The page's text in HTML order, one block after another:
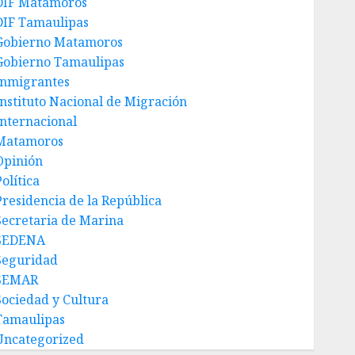
Tamaulipas
Matamoros
Tamaulipas
Nacional de Migración
de la República
de Marina
y Cultura